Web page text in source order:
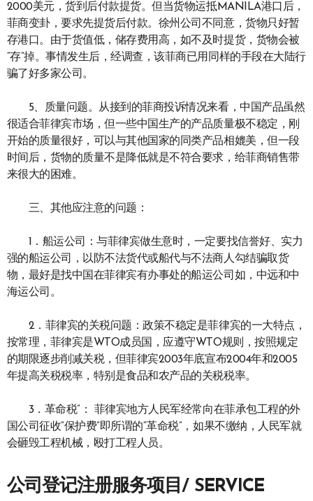
2000美元，货到后付款提货。但当货物运抵MANILA港口后，
菲商变卦，要求先提货后付款。徐州公司不同意，货物只好暂
存港口。由于货值低，储存费用高，如不及时提货，货物会被
“存”掉。事情发生后，经调查，该菲商已用同样的手段在大陆行
骗了好多家公司。
5、质量问题。从接到的菲商投诉情况来看，中国产品虽然
很适合菲律宾市场，但一些中国生产的产品质量极不稳定，刚
开始的质量很好，可以与其他国家的同类产品相媲美，但一段
时间后，货物的质量不是降低就是不符合要求，给菲商销售带
来很大的困难。
三、其他应注意的问题：
1．船运公司：与菲律宾做生意时，一定要找信誉好、实力
强的船运公司，以防不法货代或船代与不法商人勾结骗取货
物，最好是找中国在菲律宾有办事处的船运公司如，中远和中
海运公司。
2．菲律宾的关税问题：政策不稳定是菲律宾的一大特点，
按常理，菲律宾是WTO成员国，应遵守WTO规则，按照规定
的期限逐步削减关税，但菲律宾2003年底宣布2004年和2005
年提高关税税率，特别是食品和农产品的关税税率。
3．革命税”： 菲律宾地方人民军经常向在菲承包工程的外
国公司征收“保护费”即所谓的“革命税”，如果不缴纳，人民军就
会砸毁工程机械，殴打工程人员。
公司登记注册服务项目/ SERVICE